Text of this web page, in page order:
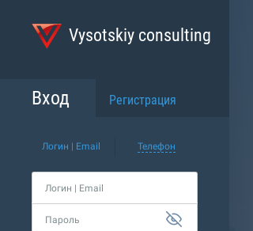
Vysotskiy consulting
Вход Регистрация
Логин | Email Телефон
Логин | Email
Пароль